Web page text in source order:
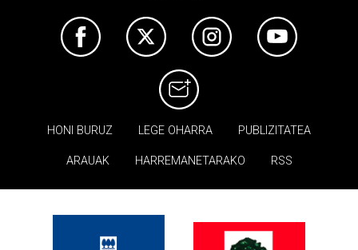
HONI BURUZ LEGE OHARRA PUBLIZITATEA
ARAUAK HARREMANETARAKO RSS